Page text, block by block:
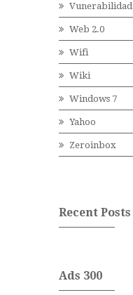
Vunerabilidad
Web 2.0
Wifi
Wiki
Windows 7
Yahoo
Zeroinbox
Recent Posts
Ads 300